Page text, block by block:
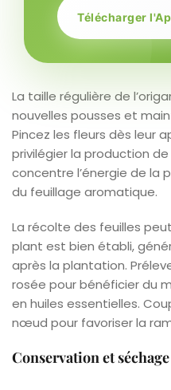
Télécharger
La taille régulière de
nouvelles pousses et
Pincez les fleurs dès leur
privilégier la production
concentre l’énergie de la
du feuillage aromatique.
La récolte des feuilles
plant est bien établi,
après la plantation.
rosée pour bénéficier du
en huiles essentielles.
nœud pour favoriser la
Conservation et séchage